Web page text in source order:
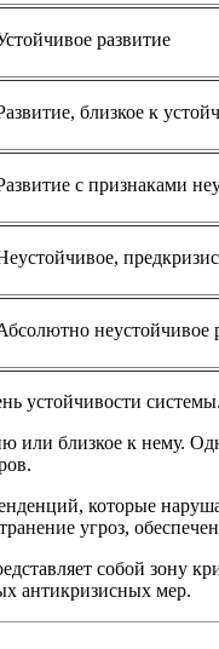
развитие
близкое к
с признаками
неустойчивое
устойчивости
или близкое к нему.
которые
угроз,
собой зону
антикризисных мер.